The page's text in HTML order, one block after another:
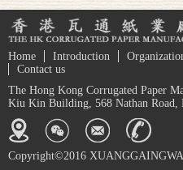
Home Introduction
Contact us
The Hong Kong Corrugated Paper
Kiu Kin Building, 568 Nathan Road,
Copyright©2016